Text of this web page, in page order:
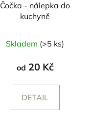
Čočka - nálepka do
kuchyně
hodnocení
produktu
5,0
z
Skladem (>5 ks)
od 20 Kč
DETAIL